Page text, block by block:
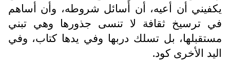
يكفيني أن أعيه، أن أُسائل شروطه، وأن أساهم
في ترسيخ ثقافة لا تنسى جذورها وهي تبني
مستقبلها، بل تسلك دربها وفي يدها كتاب، وفي
اليد الأخرى كود.